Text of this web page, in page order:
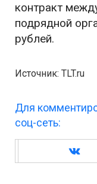
контракт
подрядной
рублей.
Источник: TLT.ru
Для
соц-сеть: